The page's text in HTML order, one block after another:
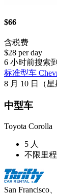
$66
含税费
$28 per day
6 小时前搜索到
标准型车
8 月 10 日（星
中型车
Toyota Corolla
5 人
不限里程
San Francisco